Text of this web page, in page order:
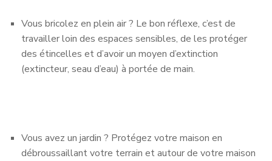
Vous bricolez en plein air ? Le bon réflexe, c’est de
travailler loin des espaces sensibles, de les protéger
des étincelles et d’avoir un moyen d’extinction
(extincteur, seau d’eau) à portée de main.
Vous avez un jardin ? Protégez votre maison en
débroussaillant votre terrain et autour de votre maison